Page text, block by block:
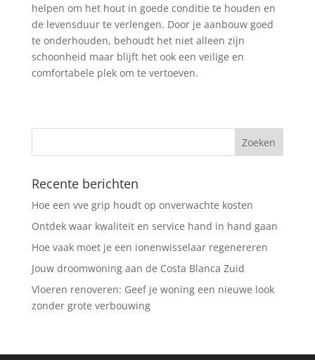
helpen om het hout in goede conditie te houden en
de levensduur te verlengen. Door je aanbouw goed
te onderhouden, behoudt het niet alleen zijn
schoonheid maar blijft het ook een veilige en
comfortabele plek om te vertoeven.
Recente berichten
Hoe een vve grip houdt op onverwachte kosten
Ontdek waar kwaliteit en service hand in hand gaan
Hoe vaak moet je een ionenwisselaar regenereren
Jouw droomwoning aan de Costa Blanca Zuid
Vloeren renoveren: Geef je woning een nieuwe look
zonder grote verbouwing